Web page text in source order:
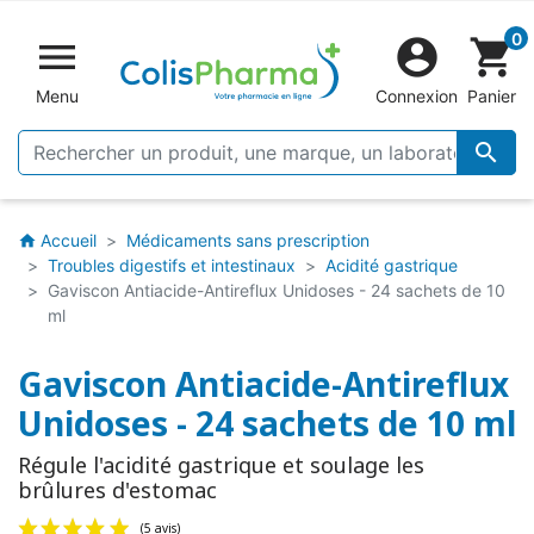

Menu


Connexion
shopping_cart0
Panier
home Accueil
Médicaments sans prescription
Troubles digestifs et intestinaux
Acidité gastrique
Gaviscon Antiacide-Antireflux Unidoses - 24 sachets de 10
ml
Gaviscon Antiacide-Antireflux
Unidoses - 24 sachets de 10 ml
Régule l'acidité gastrique et soulage les
brûlures d'estomac